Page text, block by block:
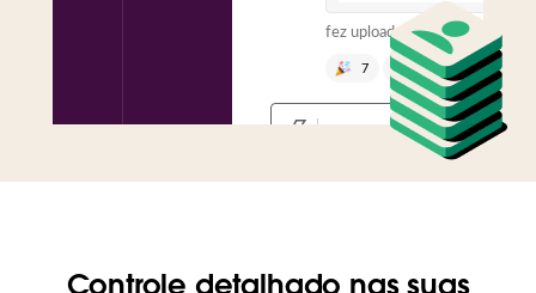
fez upload deste arquivo:
7 1
Controle detalhado nas suas